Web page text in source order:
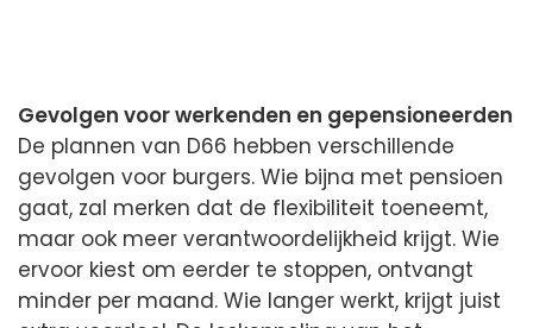
Gevolgen voor werkenden en gepensioneerden
De plannen van D66 hebben verschillende
gevolgen voor burgers. Wie bijna met pensioen
gaat, zal merken dat de flexibiliteit toeneemt,
maar ook meer verantwoordelijkheid krijgt. Wie
ervoor kiest om eerder te stoppen, ontvangt
minder per maand. Wie langer werkt, krijgt juist